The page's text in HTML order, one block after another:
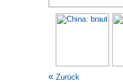
« Zurück